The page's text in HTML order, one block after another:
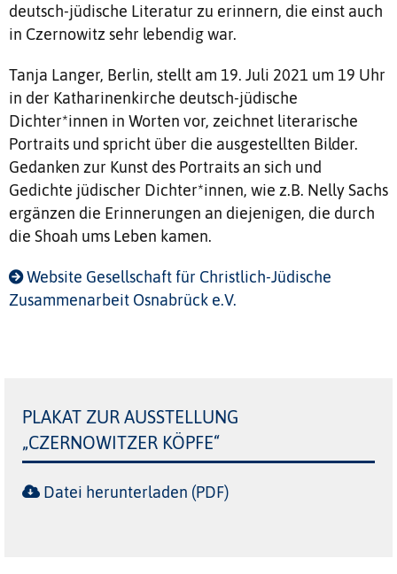
deutsch-jüdische Literatur zu erinnern, die einst auch
in Czernowitz sehr lebendig war.
Tanja Langer, Berlin, stellt am 19. Juli 2021 um 19 Uhr
in der Katharinenkirche deutsch-jüdische
Dichter*innen in Worten vor, zeichnet literarische
Portraits und spricht über die ausgestellten Bilder.
Gedanken zur Kunst des Portraits an sich und
Gedichte jüdischer Dichter*innen, wie z.B. Nelly Sachs
ergänzen die Erinnerungen an diejenigen, die durch
die Shoah ums Leben kamen.
Website Gesellschaft für Christlich-Jüdische
Zusammenarbeit Osnabrück e.V.
PLAKAT ZUR AUSSTELLUNG
„CZERNOWITZER KÖPFE“
Datei herunterladen (PDF)